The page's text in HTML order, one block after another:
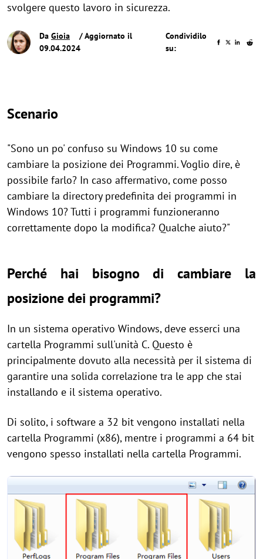
svolgere questo lavoro in sicurezza.
Da Gioia
/ Aggiornato il
09.04.2024
Condividilo
su:
Scenario
"Sono un po' confuso su Windows 10 su come
cambiare la posizione dei Programmi. Voglio dire, è
possibile farlo? In caso affermativo, come posso
cambiare la directory predefinita dei programmi in
Windows 10? Tutti i programmi funzioneranno
correttamente dopo la modifica? Qualche aiuto?"
Perché hai bisogno di cambiare la
posizione dei programmi?
In un sistema operativo Windows, deve esserci una
cartella Programmi sull'unità C. Questo è
principalmente dovuto alla necessità per il sistema di
garantire una solida correlazione tra le app che stai
installando e il sistema operativo.
Di solito, i software a 32 bit vengono installati nella
cartella Programmi (x86), mentre i programmi a 64 bit
vengono spesso installati nella cartella Programmi.